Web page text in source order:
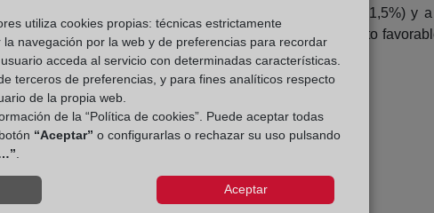
del endeudamiento hipotecario por vivienda (1,5%) y
no pudiendo ser contrarrestado por el comportamiento
el aumento de los salarios (0,4%).
utiliza cookies propias: técnicas estrictamente
navegación por la web y de preferencias para recordar
acceda al servicio con determinadas características.
terceros de preferencias, y para fines analíticos respecto
de la propia web.
de la “Política de cookies”. Puede aceptar todas
“Aceptar” o configurarlas o rechazar su uso pulsando
Aceptar